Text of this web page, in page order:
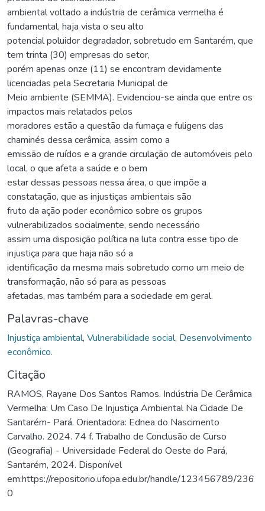
ambiental voltado a indústria de cerâmica vermelha é
fundamental, haja vista o seu alto
potencial poluidor degradador, sobretudo em Santarém, que
tem trinta (30) empresas do setor,
porém apenas onze (11) se encontram devidamente
licenciadas pela Secretaria Municipal de
Meio ambiente (SEMMA). Evidenciou-se ainda que entre os
impactos mais relatados pelos
moradores estão a questão da fumaça e fuligens das
chaminés dessa cerâmica, assim como a
emissão de ruídos e a grande circulação de automóveis pelo
local, o que afeta a saúde e o bem
estar dessas pessoas nessa área, o que impõe a
constatação, que as injustiças ambientais são
fruto da ação poder econômico sobre os grupos
vulnerabilizados socialmente, sendo necessário
assim uma disposição política na luta contra esse tipo de
injustiça para que haja não só a
identificação da mesma mais sobretudo como um meio de
transformação, não só para as pessoas
afetadas, mas também para a sociedade em geral.
Palavras-chave
Injustiça ambiental, Vulnerabilidade social, Desenvolvimento
econômico.
Citação
RAMOS, Rayane Dos Santos Ramos. Indústria De Cerâmica
Vermelha: Um Caso De Injustiça Ambiental Na Cidade De
Santarém- Pará. Orientadora: Ednea do Nascimento
Carvalho. 2024. 74 f. Trabalho de Conclusão de Curso
(Geografia) - Universidade Federal do Oeste do Pará,
Santarém, 2024. Disponível
em:https://repositorio.ufopa.edu.br/handle/123456789/236
0